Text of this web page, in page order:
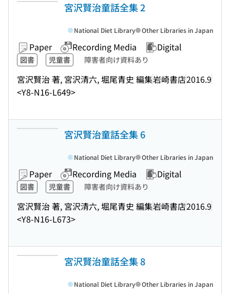
宮沢賢治童話全集 2
Paper Recording Media Digital
図書 児童書 障害者向け資料あり
宮沢賢治 著, 宮沢清六, 堀尾青史 編集岩崎書店2016.9
<Y8-N16-L649>
National Diet Library Other Libraries in Japan
宮沢賢治童話全集 6
Paper Recording Media Digital
図書 児童書 障害者向け資料あり
宮沢賢治 著, 宮沢清六, 堀尾青史 編集岩崎書店2016.9
<Y8-N16-L673>
National Diet Library Other Libraries in Japan
宮沢賢治童話全集 8
National Diet Library Other Libraries in Japan